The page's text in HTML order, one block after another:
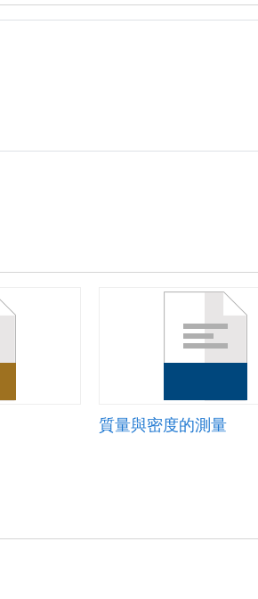
質量與密度的測量